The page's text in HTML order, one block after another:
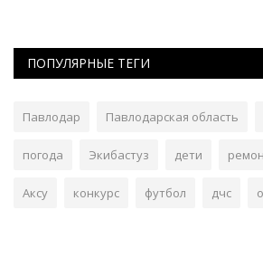
ПОПУЛЯРНЫЕ ТЕГИ
Павлодар Павлодарская область
погода Экибастуз дети
Аксу конкурс футбол дчс